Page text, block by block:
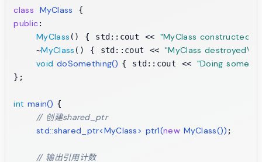
class MyClass
public:
MyClass () { std::cout << "MyClass constructed\n"
    ~
MyClass () { std::cout << "MyClass destroyed\n"
void doSomething() { std::cout << "Doing
};
int main() {
// 创建shared_ptr
std::shared_ptr<MyClass> ptr1(new MyClass()) ;
// 输出引用计数